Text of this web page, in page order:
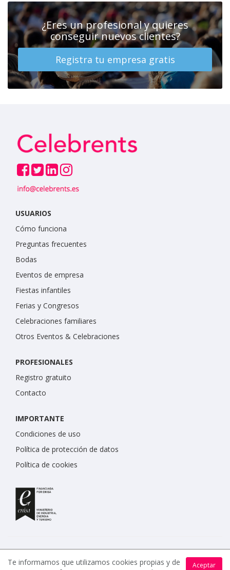
¿Eres un profesional y quieres
conseguir nuevos clientes?
Registra tu empresa gratis
USUARIOS
Cómo funciona
Preguntas frecuentes
Bodas
Eventos de empresa
Fiestas infantiles
Ferias y Congresos
Celebraciones familiares
Otros Eventos & Celebraciones
PROFESIONALES
Registro gratuito
Contacto
IMPORTANTE
Condiciones de uso
Política de protección de datos
Política de cookies
Aceptar
Te informamos que utilizamos cookies propias y de